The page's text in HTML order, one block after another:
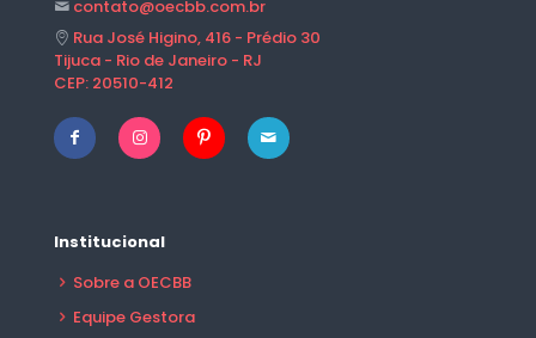
contato@oecbb.com.br
Rua José Higino, 416 - Prédio 30
Tijuca - Rio de Janeiro - RJ
CEP: 20510-412
Institucional
Sobre a OECBB
Equipe Gestora